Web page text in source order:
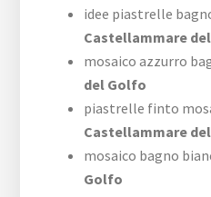
idee piastrelle
Castellammare
mosaico azzurro
del Golfo
piastrelle finto
Castellammare
mosaico bagno
Golfo